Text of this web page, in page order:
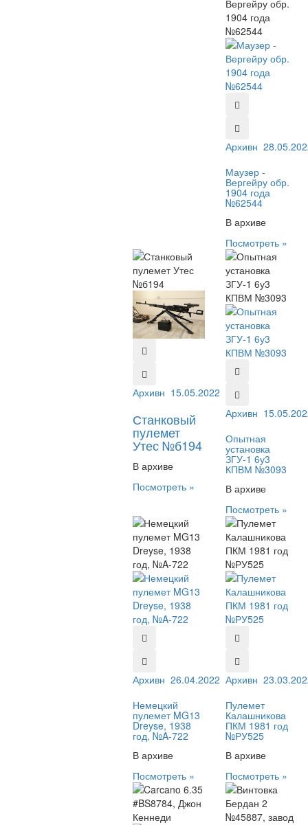
Архивный №:
Маузер -
Вергейру обр.
1904 года
№62544
В архиве
Посмотреть »
Архивный №:б194
15.05.2022
Станковый
пулемет
Утес №б194
В архиве
Посмотреть »
Архивный №:
Опытная
установка
ЗГУ-1 6у3
КПВМ №3093
В архиве
Посмотреть »
Архивный №:А-722
26.04.2022
Немецкий
пулемет MG13
Dreyse, 1938
год, №A-722
В архиве
Посмотреть »
Архивный №:
Пулемет
Калашникова
ПКМ 1981 год
№РУ525
В архиве
Посмотреть »